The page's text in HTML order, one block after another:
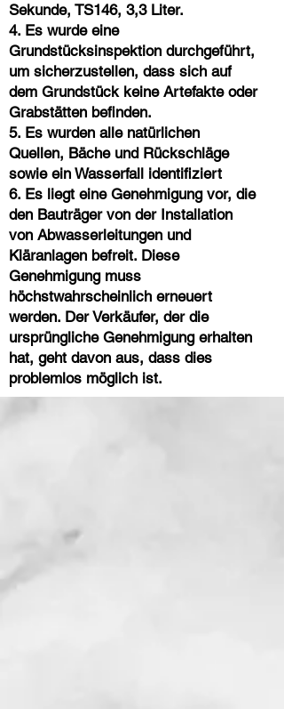
Sekunde, TS146, 3,3 Liter.
4. Es wurde eine
Grundstücksinspektion durchgeführt,
um sicherzustellen, dass sich auf
dem Grundstück keine Artefakte oder
Grabstätten befinden.
5. Es wurden alle natürlichen
Quellen, Bäche und Rückschläge
sowie ein Wasserfall identifiziert
6. Es liegt eine Genehmigung vor, die
den Bauträger von der Installation
von Abwasserleitungen und
Kläranlagen befreit. Diese
Genehmigung muss
höchstwahrscheinlich erneuert
werden. Der Verkäufer, der die
ursprüngliche Genehmigung erhalten
hat, geht davon aus, dass dies
problemlos möglich ist.